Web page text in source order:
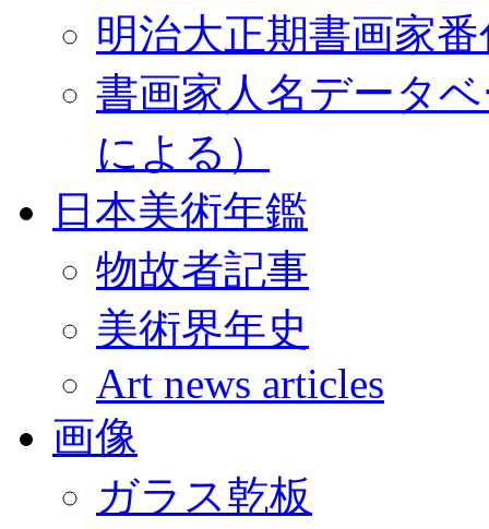
明治大正期書画家
書画家人名データ
による）
日本美術年鑑
物故者記事
美術界年史
Art news articles
画像
ガラス乾板